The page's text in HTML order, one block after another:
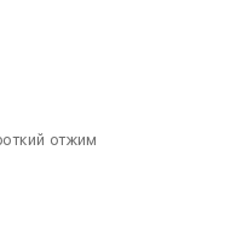
отжим